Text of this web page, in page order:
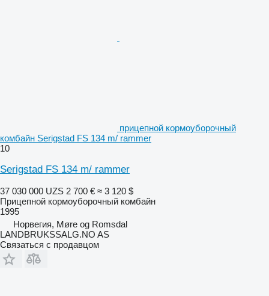
прицепной кормоуборочный
комбайн Serigstad FS 134 m/ rammer
10
Serigstad FS 134 m/ rammer
37 030 000 UZS 2 700 € ≈ 3 120 $
Прицепной кормоуборочный комбайн
1995
Норвегия, Møre og Romsdal
LANDBRUKSSALG.NO AS
Связаться с продавцом